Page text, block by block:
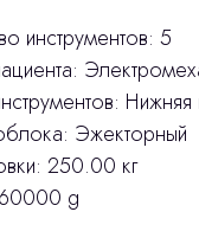
инструментов: 5
Эжекторный
250.00 кг
g